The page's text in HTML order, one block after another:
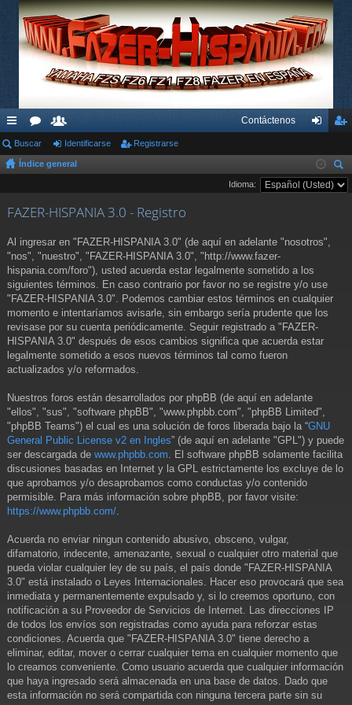
nl
ac
rá
pi
do
s
or
os
su
ari
Contáctenos
nti
fic
se
ist
ra
Buscar Identificarse Registrarse
Índice general
us
Idioma:
FAZER-HISPANIA 3.0 - Registro
Al ingresar en "FAZER-HISPANIA 3.0" (de aquí en adelante "nosotros",
"nos", "nuestro", "FAZER-HISPANIA 3.0", "http://www.fazer-
hispania.com/foro"), usted acuerda estar legalmente sometido a los
siguientes términos. En caso contrario por favor no se registre y/o use
"FAZER-HISPANIA 3.0". Podemos cambiar estos términos en cualquier
momento e intentaríamos avisarle, sin embargo sería prudente que los
revisase por su cuenta periódicamente. Seguir registrado a "FAZER-
HISPANIA 3.0" después de esos cambios significa que acuerda estar
legalmente sometido a esos nuevos términos tal como fueron
actualizados y/o reformados.
Nuestros foros están desarrollados por phpBB (de aquí en adelante
"ellos", "sus", "software phpBB", "www.phpbb.com", "phpBB Limited",
"phpBB Teams") el cual es una solución de foros liberada bajo la “GNU
General Public License v2 en Ingles” (de aquí en adelante "GPL") y puede
ser descargada de www.phpbb.com . El software phpBB solamente facilita
discusiones basadas en Internet y la GPL estrictamente los excluye de lo
que aprobamos y/o desaprobamos como conductas y/o contenido
permisible. Para más información sobre phpBB, por favor visite:
https://www.phpbb.com/
Acuerda no enviar ningun contenido abusivo, obsceno, vulgar,
difamatorio, indecente, amenazante, sexual o cualquier otro material que
pueda violar cualquier ley de su país, el país donde "FAZER-HISPANIA
3.0" está instalado o Leyes Internacionales. Hacer eso provocará que sea
inmediata y permanentemente expulsado y, si lo creemos oportuno, con
notificación a su Proveedor de Servicios de Internet. Las direcciones IP
de todos los envíos son registradas como ayuda para reforzar estas
condiciones. Acuerda que "FAZER-HISPANIA 3.0" tiene derecho a
eliminar, editar, mover o cerrar cualquier tema en cualquier momento que
lo creamos conveniente. Como usuario acuerda que cualquier información
que haya ingresado será almacenada en una base de datos. Dado que
esta información no será compartida con ninguna tercera parte sin su